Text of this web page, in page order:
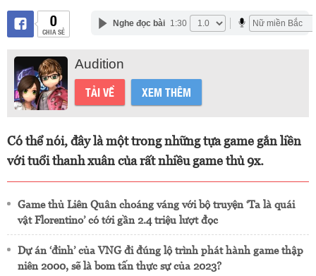
0
CHIA SẺ
Nghe đọc bài 1:30
Audition
TẢI VỀ XEM THÊM
Có thể nói, đây là một trong những tựa game gắn liền
với tuổi thanh xuân của rất nhiều game thủ 9x.
Game thủ Liên Quân choáng váng với bộ truyện ‘Ta là quái
vật Florentino’ có tới gần 2.4 triệu lượt đọc
Dự án ‘đinh’ của VNG đi đúng lộ trình phát hành game thập
niên 2000, sẽ là bom tấn thực sự của 2023?